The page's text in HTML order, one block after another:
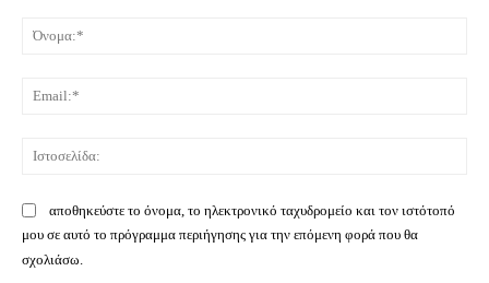
αποθηκεύστε το όνομα, το ηλεκτρονικό ταχυδρομείο και τον ιστότοπό
μου σε αυτό το πρόγραμμα περιήγησης για την επόμενη φορά που θα
σχολιάσω.